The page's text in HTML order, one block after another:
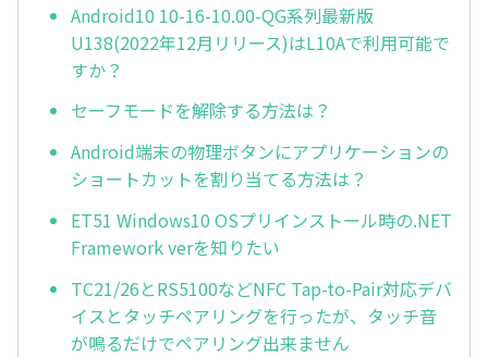
Android10 10-16-10.00-QG系列最新版
U138(2022年12月リリース)はL10Aで利用可能で
すか？
セーフモードを解除する方法は？
Android端末の物理ボタンにアプリケーションの
ショートカットを割り当てる方法は？
ET51 Windows10 OSプリインストール時の.NET
Framework verを知りたい
TC21/26とRS5100などNFC Tap-to-Pair対応デバ
イスとタッチペアリングを行ったが、タッチ音
が鳴るだけでペアリング出来ません